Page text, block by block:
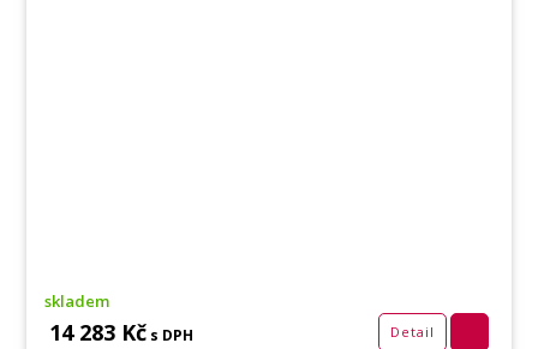
skladem
14 283 Kč s DPH Detail